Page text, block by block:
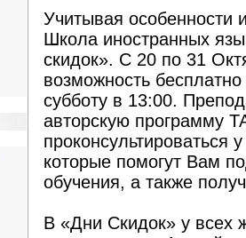
Учитывая
Школа иностранных
скидок». С 20 по 31
возможность
субботу в 13:00.
авторскую программу
которые помогут Вам
обучения, а также
В «Дни Скидок» у всех